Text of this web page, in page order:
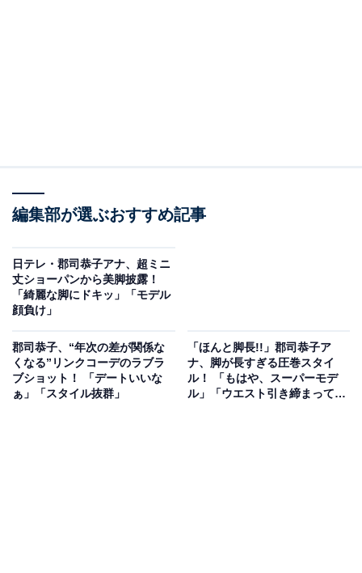
編集部が選ぶおすすめ記事
日テレ・郡司恭子アナ、超ミニ
丈ショーパンから美脚披露！
「綺麗な脚にドキッ」「モデル
顔負け」
郡司恭子、“年次の差が関係な
くなる”リンクコーデのラブラ
ブショット！ 「デートいいな
ぁ」「スタイル抜群」
「ほんと脚長!!」郡司恭子ア
ナ、脚が長すぎる圧巻スタイ
ル！ 「もはや、スーパーモデ
ル」「ウエスト引き締まって凄